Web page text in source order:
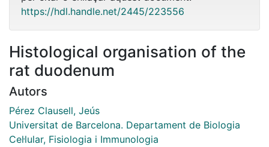
https://hdl.handle.net/2445/223556
Histological organisation of the
rat duodenum
Autors
Pérez Clausell, Jeús
Universitat de Barcelona. Departament de Biologia
Cel·lular, Fisiologia i Immunologia